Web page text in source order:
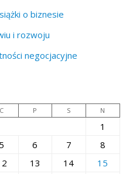
o biznesie
i rozwoju
negocjacyjne
C P S N
1
5 6 7
8
13 14
15